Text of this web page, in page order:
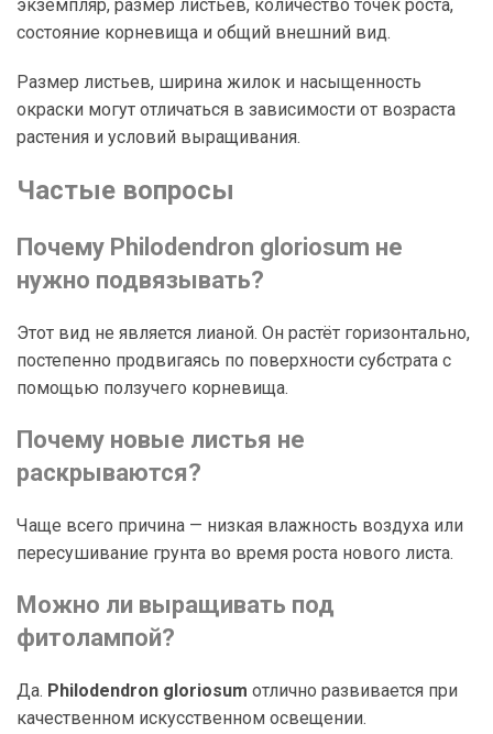
экземпляр, размер листьев, количество точек роста,
состояние корневища и общий внешний вид.
Размер листьев, ширина жилок и насыщенность
окраски могут отличаться в зависимости от возраста
растения и условий выращивания.
Частые вопросы
Почему Philodendron gloriosum не
нужно подвязывать?
Этот вид не является лианой. Он растёт горизонтально,
постепенно продвигаясь по поверхности субстрата с
помощью ползучего корневища.
Почему новые листья не
раскрываются?
Чаще всего причина — низкая влажность воздуха или
пересушивание грунта во время роста нового листа.
Можно ли выращивать под
фитолампой?
Да. Philodendron gloriosum отлично развивается при
качественном искусственном освещении.